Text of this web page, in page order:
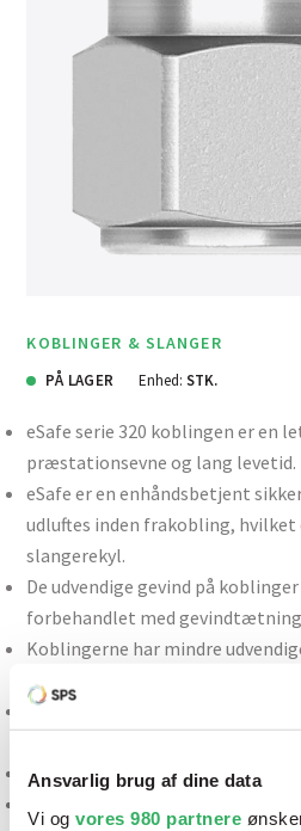
Ansvarlig brug af dine data
Vi og vores 980 partnere
KOBLINGER & SLANGER
PÅ LAGER Enhed: STK.
eSafe serie 320 koblingen er en
præstationsevne og lang levetid.
eSafe er en enhåndsbetjent
udluftes inden frakobling,
slangerekyl.
De udvendige gevind på
forbehandlet med
Koblingerne har mindre
Helautomatisk betjening sikrer